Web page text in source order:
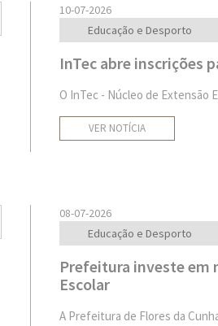
10-07-2026
Educação e Desporto
InTec abre inscrições
O InTec - Núcleo de Extensão
VER NOTÍCIA
08-07-2026
Educação e Desporto
Prefeitura investe em
Escolar
A Prefeitura de Flores da